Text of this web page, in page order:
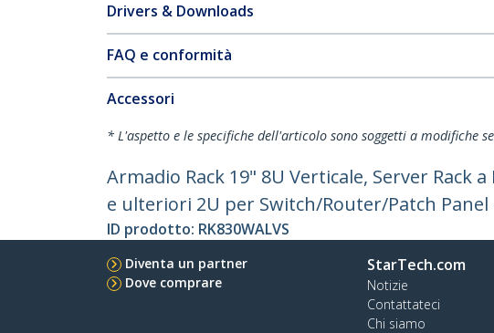
Drivers & Downloads
FAQ e conformità
Accessori
* L'aspetto e le specifiche dell'articolo sono soggetti a modifiche
Armadio Rack 19" 8U Verticale, Server Rack
e ulteriori 2U per Switch/Router/Patch Panel
ID prodotto: RK830WALVS
Diventa un partner
Dove comprare
StarTech.com
Notizie
Contattateci
Chi siamo